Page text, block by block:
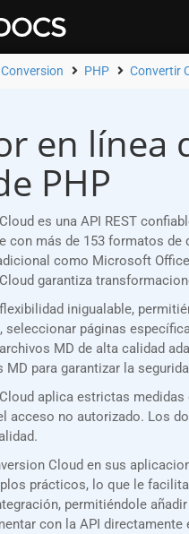
PHP Convertir
en línea
PHP
es una API REST
con más de 153 formatos
como Microsoft
garantiza
inigualable,
páginas
MD de alta calidad
para garantizar la
aplica estrictas
acceso no autorizado. Los
Cloud en sus
prácticos, lo que le
permitiéndole
con la API